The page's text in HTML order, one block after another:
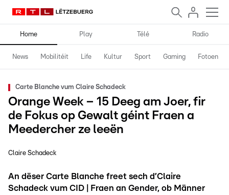
Home Play Télé Radio
News Mobilitéit Life Kultur Sport Gaming Fotoen
Carte Blanche vum Claire Schadeck
Orange Week – 15 Deeg am Joer, fir
de Fokus op Gewalt géint Fraen a
Meedercher ze leeën
Claire Schadeck
An dëser Carte Blanche freet sech d’Claire
Schadeck vum CID | Fraen an Gender, ob Männer